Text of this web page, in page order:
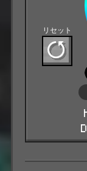
リセット